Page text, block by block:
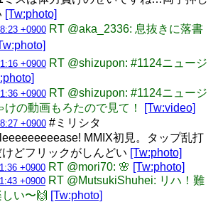
[Tw:photo]
+0900 RT @aka_2336: 息抜きに落書
+0900 RT @shizupon: #1124ニュージ
+0900 RT @shizupon: #1124ニュージ
けの動画もろたので見て！
[Tw:video]
+0900 #ミリシタ
MMIX初見。タップ乱打
どフリックがしんどい [Tw:photo]
+0900 RT @mori70: 🌸 [Tw:photo]
+0900 RT @MutsukiShuhei: リハ！難
い〜🙌 [Tw:photo]